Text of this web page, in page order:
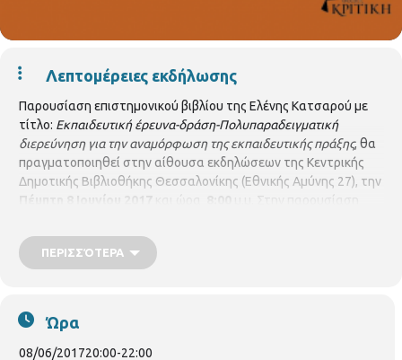
Λεπτομέρειες εκδήλωσης
Παρουσίαση επιστημονικού βιβλίου της Ελένης Κατσαρού με
τίτλο: Εκπαιδευτική έρευνα-δράση-Πολυπαραδειγματική
διερεύνηση για την αναμόρφωση της εκπαιδευτικής πράξης, θα
πραγματοποιηθεί στην αίθουσα εκδηλώσεων της Κεντρικής
Δημοτικής Βιβλιοθήκης Θεσσαλονίκης (Εθνικής Αμύνης 27), την
Πέμπτη 8 Ιουνίου 2017
μ.μ. Στην παρουσίαση
παιδαγωγικής, Τμήμα Νηπιαγωγών, Πανεπιστήμιο Δυτικής
ΜακεδονίαςΚυριάκος Μπονίδης,
αναπληρώτρια καθηγήτρια , Τμήμα Φιλοσοφίας και
Παιδαγωγικής, ΑΠΘ και η συγγραφέας
αναπληρώτρια Καθηγήτρια Τμήμα Φιλοσοφικών και
ΠΕΡΙΣΣΌΤΕΡΑ
Ώρα
08/06/201720:00-22:00